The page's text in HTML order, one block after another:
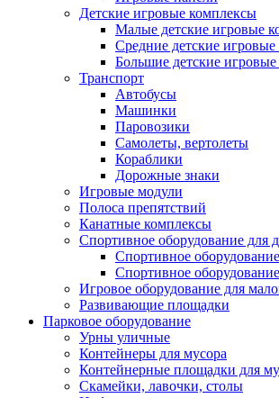
Детские игровые комплексы
Малые детские игровые
Средние детские
Большие детские
Транспорт
Автобусы
Машинки
Паровозики
Самолеты, вертолеты
Кораблики
Дорожные знаки
Игровые модули
Полоса препятствий
Канатные комплексы
Спортивное оборудование для
Спортивное
Спортивное
Игровое оборудование для
Развивающие площадки
Парковое оборудование
Урны уличные
Контейнеры для мусора
Контейнерные площадки для
Скамейки, лавочки, столы